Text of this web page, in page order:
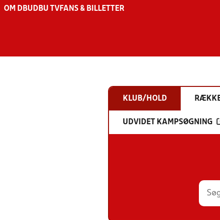
OM DBU DBU TV FANS & BILLETTER
KLUB/HOLD
UDVIDET KAMPSØGNING